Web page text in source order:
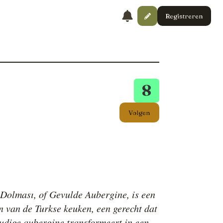
Registreren
8
Volgen
of Gevulde Aubergine, is een
van de Turkse keuken, een gerecht dat